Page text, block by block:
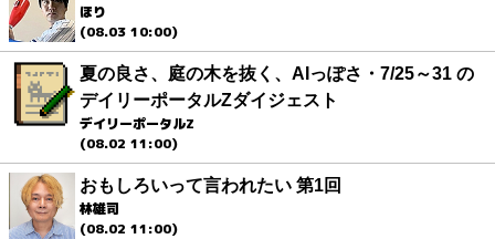
ほり
(08.03 10:00)
夏の良さ、庭の木を抜く、AIっぽさ・7/25～31 の
デイリーポータルZダイジェスト
デイリーポータルZ
(08.02 11:00)
おもしろいって言われたい 第1回
林雄司
(08.02 11:00)